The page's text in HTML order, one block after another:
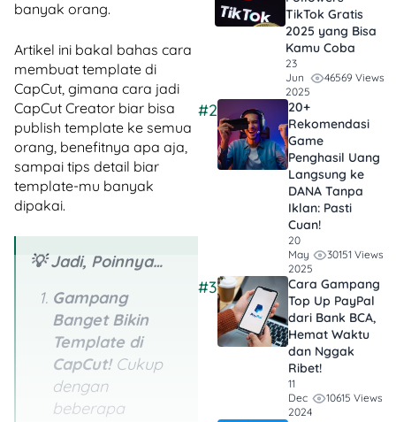
banyak orang.
Artikel ini bakal bahas cara
membuat template di
CapCut, gimana cara jadi
CapCut Creator biar bisa
publish template ke semua
orang, benefitnya apa aja,
sampai tips detail biar
template-mu banyak
dipakai.
💡 Jadi, Poinnya…
Gampang
Banget Bikin
Template di
CapCut!Cukup
dengan
beberapa
TikTok Gratis​
2025 yang Bisa
Kamu Coba
23
Jun
2025
46569 Views
#2
20+
Rekomendasi
Game
Penghasil Uang
Langsung ke
DANA Tanpa
Iklan​: Pasti
Cuan!
20
May
2025
30151 Views
#3
Cara Gampang
Top Up PayPal
dari Bank BCA,
Hemat Waktu
dan Nggak
Ribet!
11
Dec
2024
10615 Views